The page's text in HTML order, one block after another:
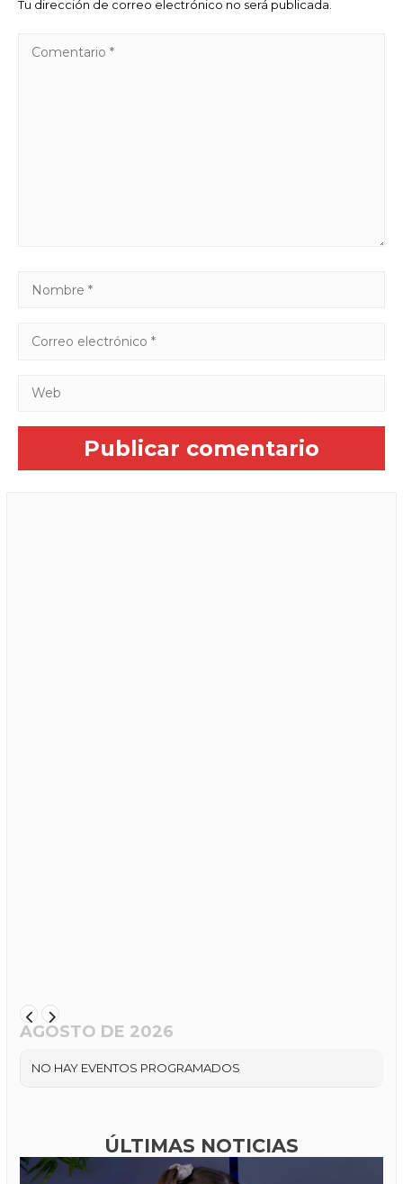
Tu dirección de correo electrónico no será publicada.
AGOSTO DE 2026
NO HAY EVENTOS PROGRAMADOS
ÚLTIMAS NOTICIAS